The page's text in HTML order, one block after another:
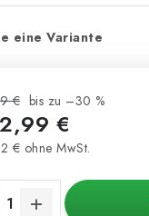
eine Variante
€ bis zu –30 %
€
€ ohne MwSt.